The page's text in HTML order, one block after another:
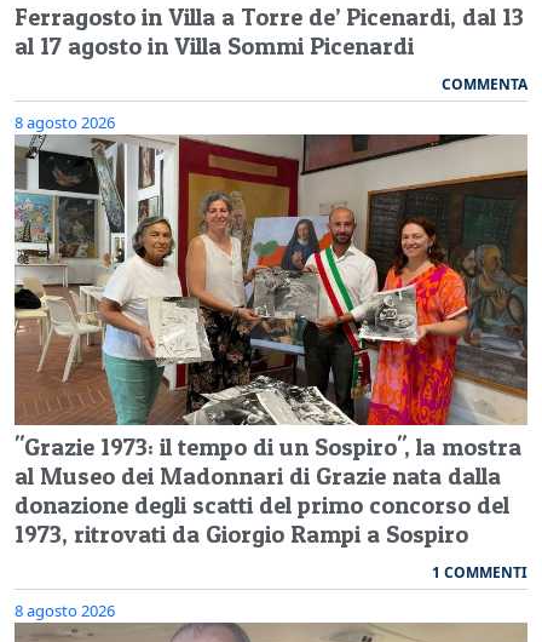
Ferragosto in Villa a Torre de’ Picenardi, dal 13
al 17 agosto in Villa Sommi Picenardi
COMMENTA
8 agosto 2026
"Grazie 1973: il tempo di un Sospiro", la mostra
al Museo dei Madonnari di Grazie nata dalla
donazione degli scatti del primo concorso del
1973, ritrovati da Giorgio Rampi a Sospiro
1 COMMENTI
8 agosto 2026